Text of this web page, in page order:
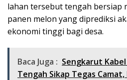
lahan tersebut tengah bersiap
panen melon yang diprediksi
ekonomi tinggi bagi desa.
Baca Juga : Sengkarut
Tengah Sikap Tegas Camat,